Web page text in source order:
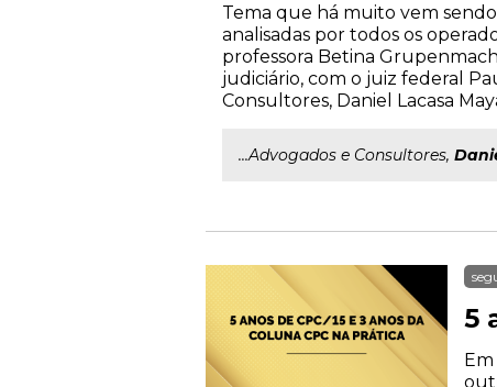
Tema que há muito vem
analisadas por todos os
professora Betina
judiciário, com o juiz federal
Consultores, Daniel Lacasa
...Advogados e Consultores,
5